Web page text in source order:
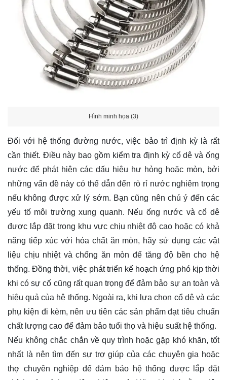
Hình minh họa (3)
Đối với hệ thống đường nước, việc bảo trì định kỳ là rất
cần thiết. Điều này bao gồm kiểm tra định kỳ cổ dê và ống
nước để phát hiện các dấu hiệu hư hỏng hoặc mòn, bởi
những vấn đề này có thể dẫn đến rò rỉ nước nghiêm trọng
nếu không được xử lý sớm. Bạn cũng nên chú ý đến các
yếu tố môi trường xung quanh. Nếu ống nước và cổ dê
được lắp đặt trong khu vực chịu nhiệt độ cao hoặc có khả
năng tiếp xúc với hóa chất ăn mòn, hãy sử dụng các vật
liệu chịu nhiệt và chống ăn mòn để tăng độ bền cho hệ
thống. Đồng thời, việc phát triển kế hoạch ứng phó kịp thời
khi có sự cố cũng rất quan trọng để đảm bảo sự an toàn và
hiệu quả của hệ thống. Ngoài ra, khi lựa chọn cổ dê và các
phụ kiện đi kèm, nên ưu tiên các sản phẩm đạt tiêu chuẩn
chất lượng cao để đảm bảo tuổi thọ và hiệu suất hệ thống.
Nếu không chắc chắn về quy trình hoặc gặp khó khăn, tốt
nhất là nên tìm đến sự trợ giúp của các chuyên gia hoặc
thợ chuyên nghiệp để đảm bảo hệ thống được lắp đặt